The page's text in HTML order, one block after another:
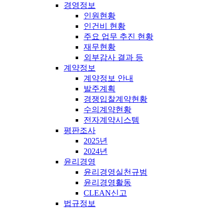
경영정보
인원현황
인건비 현황
주요 업무 추진 현황
재무현황
외부감사 결과 등
계약정보
계약정보 안내
발주계획
경쟁입찰계약현황
수의계약현황
전자계약시스템
평판조사
2025년
2024년
윤리경영
윤리경영실천규범
윤리경영활동
CLEAN신고
법규정보